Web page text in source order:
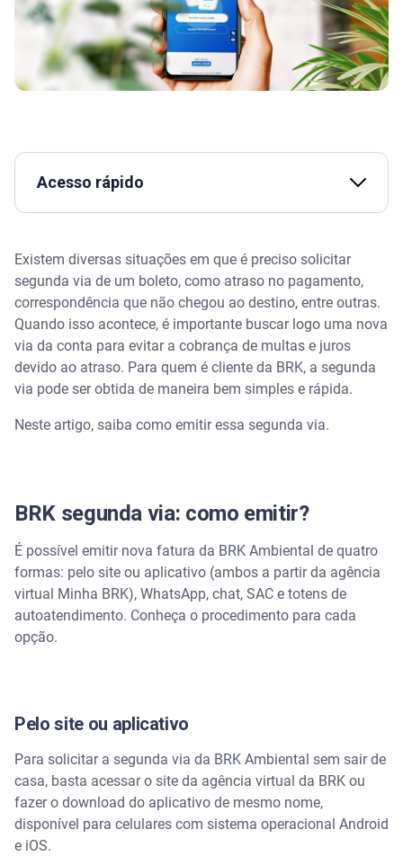
Acesso rápido
Pelo site ou aplicativo
Pelo WhatsApp
Pelo Serviço de Atendimento ao Cliente (SAC)
Contas" no aplicativo Serasa
O que acontece se atrasar a conta
Existem diversas situações em que é preciso solicitar
segunda via de um boleto, como atraso no pagamento,
correspondência que não chegou ao destino, entre outras.
Quando isso acontece, é importante buscar logo uma nova
via da conta para evitar a cobrança de multas e juros
devido ao atraso. Para quem é cliente da BRK, a segunda
via pode ser obtida de maneira bem simples e rápida.
Neste artigo, saiba como emitir essa segunda via.
BRK segunda via: como emitir?
É possível emitir nova fatura da BRK Ambiental de quatro
formas: pelo site ou aplicativo (ambos a partir da agência
virtual Minha BRK), WhatsApp, chat, SAC e totens de
autoatendimento. Conheça o procedimento para cada
opção.
Pelo site ou aplicativo
Para solicitar a segunda via da BRK Ambiental sem sair de
casa, basta acessar o site da agência virtual da BRK ou
fazer o download do aplicativo de mesmo nome,
disponível para celulares com sistema operacional Android
e iOS.